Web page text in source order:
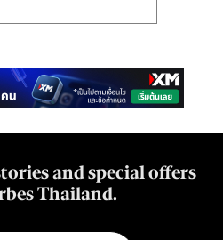
and special offers
Thailand.